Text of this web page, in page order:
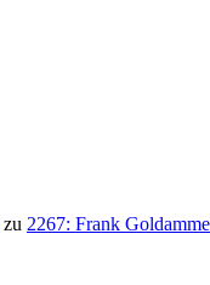
zu 2267: Frank